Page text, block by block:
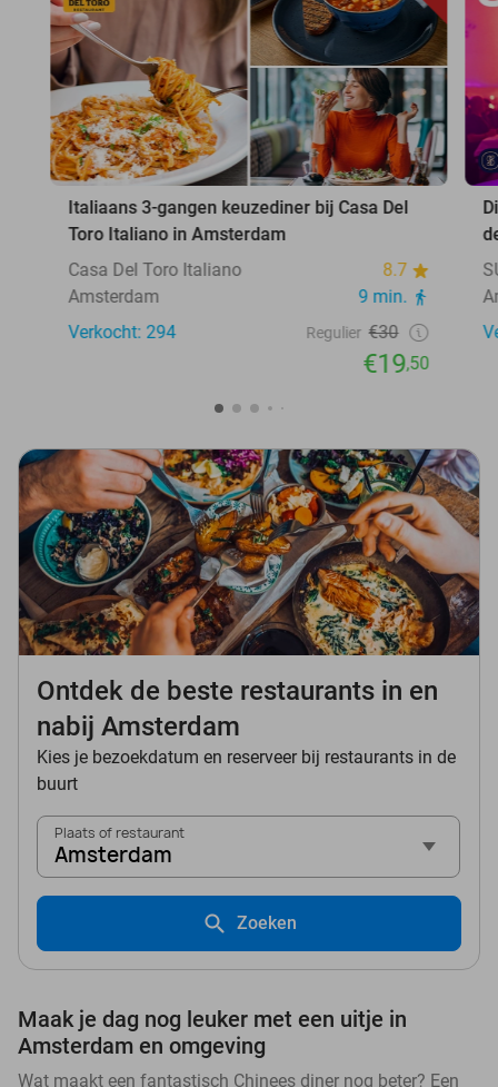
Italiaans 3-gangen keuzediner bij Casa Del
Toro Italiano in Amsterdam
Casa Del Toro Italiano
8.7
Amsterdam
9 min.
Verkocht: 294
Regulier €30
€19,50
Ontdek de beste restaurants in en
nabij Amsterdam
Kies je bezoekdatum en reserveer bij restaurants in de
buurt
Plaats of restaurant
Amsterdam
Zoeken
Maak je dag nog leuker met een uitje in
Amsterdam en omgeving
Wat maakt een fantastisch Chinees diner nog beter? Een